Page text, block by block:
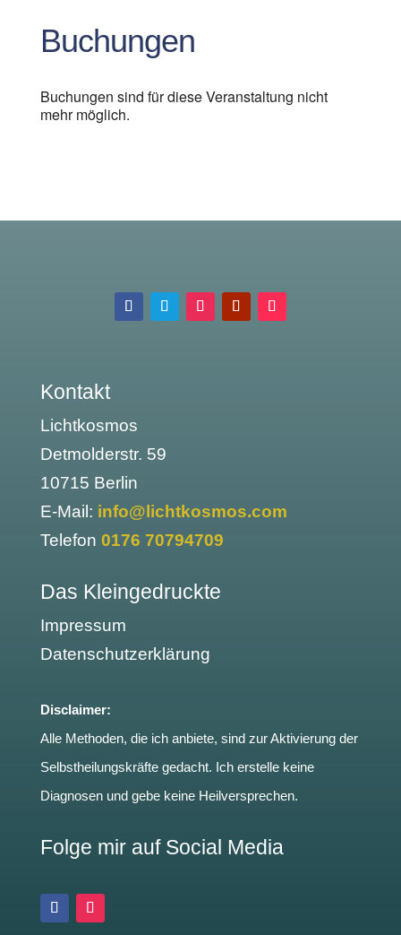
Buchungen
Buchungen sind für diese Veranstaltung nicht
mehr möglich.
Kontakt
Lichtkosmos
Detmolderstr. 59
10715 Berlin
E-Mail: info@lichtkosmos.com
Telefon 0176 70794709
Das Kleingedruckte
Impressum
Datenschutzerklärung
Disclaimer:
Alle Methoden, die ich anbiete, sind zur Aktivierung der
Selbstheilungskräfte gedacht. Ich erstelle keine
Diagnosen und gebe keine Heilversprechen.
Folge mir auf Social Media